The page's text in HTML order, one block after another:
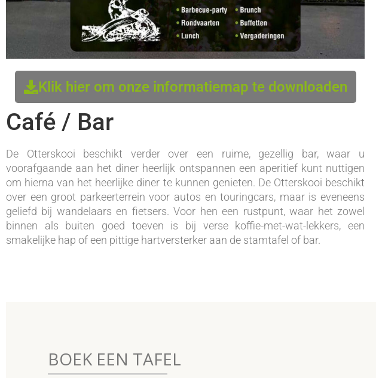
Klik hier om onze informatiemap te downloaden
Café / Bar
De Otterskooi beschikt verder over een ruime, gezellig bar, waar u
voorafgaande aan het diner heerlijk ontspannen een aperitief kunt nuttigen
om hierna van het heerlijke diner te kunnen genieten. De Otterskooi beschikt
over een groot parkeerterrein voor autos en touringcars, maar is eveneens
geliefd bij wandelaars en fietsers. Voor hen een rustpunt, waar het zowel
binnen als buiten goed toeven is bij verse koffie-met-wat-lekkers, een
smakelijke hap of een pittige hartversterker aan de stamtafel of bar.
BOEK EEN TAFEL